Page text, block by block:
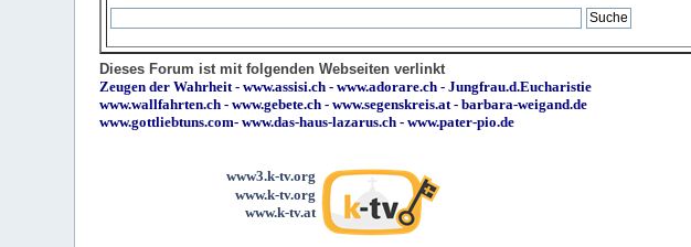
Dieses Forum ist mit folgenden Webseiten verlinkt
Zeugen der Wahrheit -www.assisi.ch -www.adorare.ch -Jungfrau.d.Eucharistie
www.wallfahrten.ch -www.gebete.ch -www.segenskreis.at -barbara-weigand.de
www.gottliebtuns.com-www.das-haus-lazarus.ch - www.pater-pio.de
www3.k-tv.org
www.k-tv.org
www.k-tv.at